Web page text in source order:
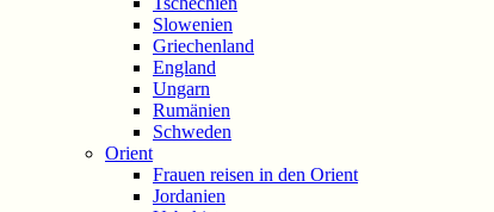
Slowenien
Griechenland
England
Ungarn
Rumänien
Schweden
Orient
Frauen reisen in den Orient
Jordanien